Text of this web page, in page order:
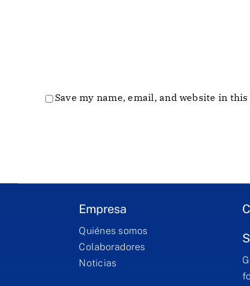
Save my name, email, and website in
Empresa
Quiénes somos
Colaboradores
Noticias